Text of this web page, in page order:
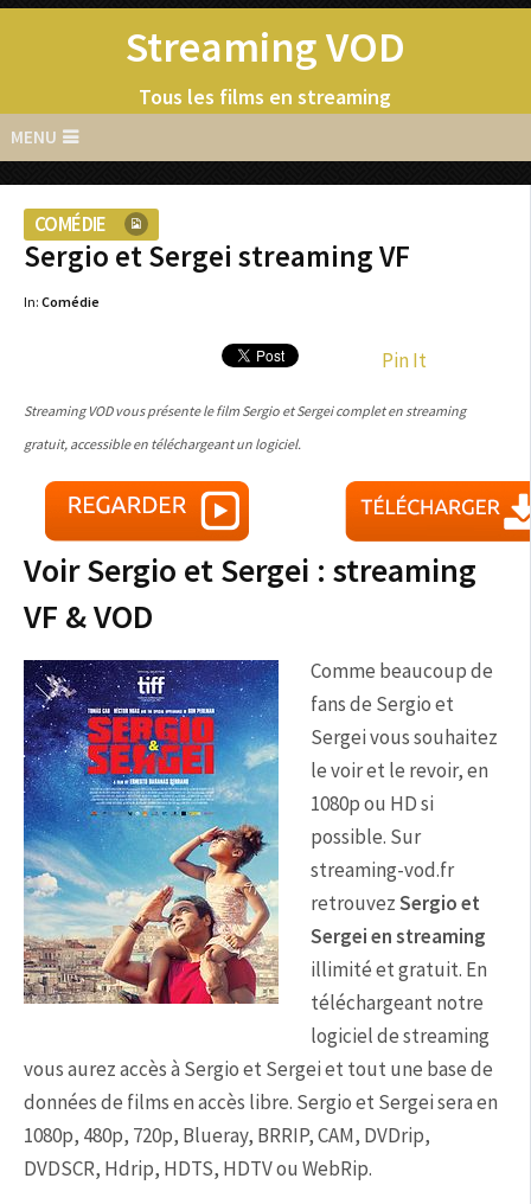
Streaming VOD
Tous les films en streaming
MENU
COMÉDIE
Sergio et Sergei streaming VF
In: Comédie
Pin It
Streaming VOD vous présente le film Sergio et Sergei complet en streaming
gratuit, accessible en téléchargeant un logiciel.
Voir Sergio et Sergei : streaming
VF & VOD
Comme beaucoup de
fans de Sergio et
Sergei vous souhaitez
le voir et le revoir, en
1080p ou HD si
possible. Sur
streaming-vod.fr
retrouvezSergio et
Sergei en streaming
illimité et gratuit. En
téléchargeant notre
logiciel de streaming
vous aurez accès à Sergio et Sergei et tout une base de
données de films en accès libre. Sergio et Sergei sera en
1080p, 480p, 720p, Blueray, BRRIP, CAM, DVDrip,
DVDSCR, Hdrip, HDTS, HDTV ou WebRip.